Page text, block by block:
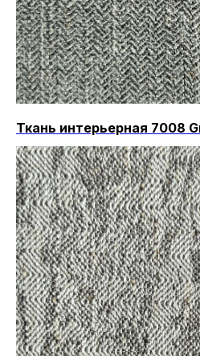
Ткань интерьерная 7008